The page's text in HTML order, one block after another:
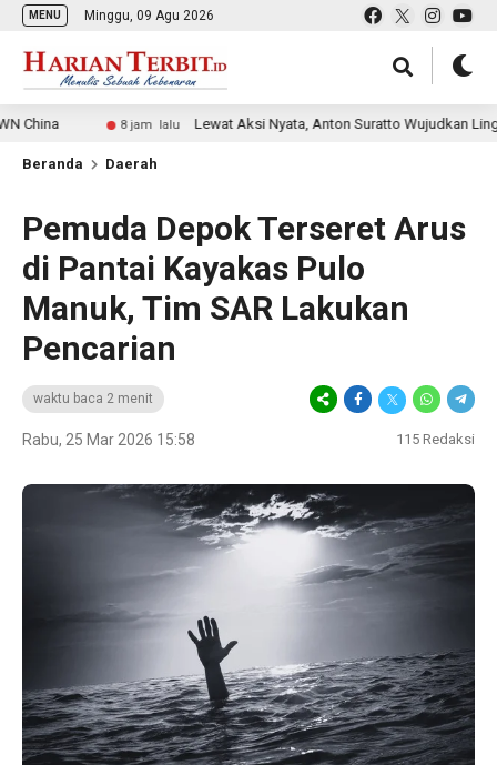
MENU Minggu, 09 Agu 2026
8 jam lalu Lewat Aksi Nyata, Anton Suratto Wujudkan Lingkungan
Beranda Daerah
Pemuda Depok Terseret Arus
di Pantai Kayakas Pulo
Manuk, Tim SAR Lakukan
Pencarian
waktu baca 2 menit
Rabu, 25 Mar 2026 15:58 115 Redaksi